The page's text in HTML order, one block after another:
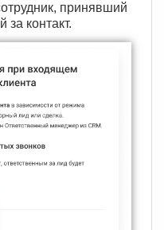
принявший
за контакт.